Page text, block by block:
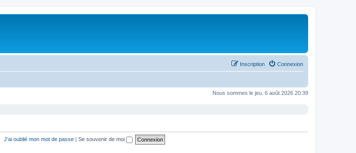
Connexion
Inscription
Nous sommes le jeu. 6 août 2026 20:39
J’ai oublié mon mot de passe | Se souvenir de moi